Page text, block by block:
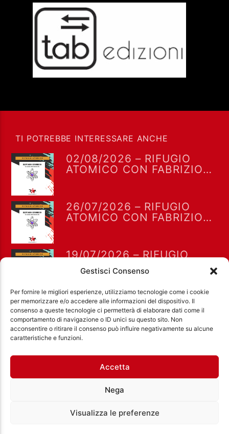
Gestisci Consenso
Per fornire le migliori esperienze, utilizziamo tecnologie come i cookie
per memorizzare e/o accedere alle informazioni del dispositivo. Il
consenso a queste tecnologie ci permetterà di elaborare dati come il
comportamento di navigazione o ID unici su questo sito. Non
acconsentire o ritirare il consenso può influire negativamente su alcune
caratteristiche e funzioni.
Accetta
Nega
Visualizza le preferenze
TI POTREBBE INTERESSARE ANCHE
02/08/2026 – RIFUGIO
ATOMICO CON FABRIZIO
26/07/2026 – RIFUGIO
ATOMICO CON FABRIZIO
19/07/2026 – RIFUGIO
ATOMICO CON FABRIZIO
FALCIONI
Ass. Cult. Dissociazione - Codice fiscale:
Città Aperta via di Casal Bruciato 31/A, Roma